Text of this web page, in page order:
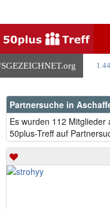
.org
Partnersuche in
Es wurden 112
50plus-Treff auf